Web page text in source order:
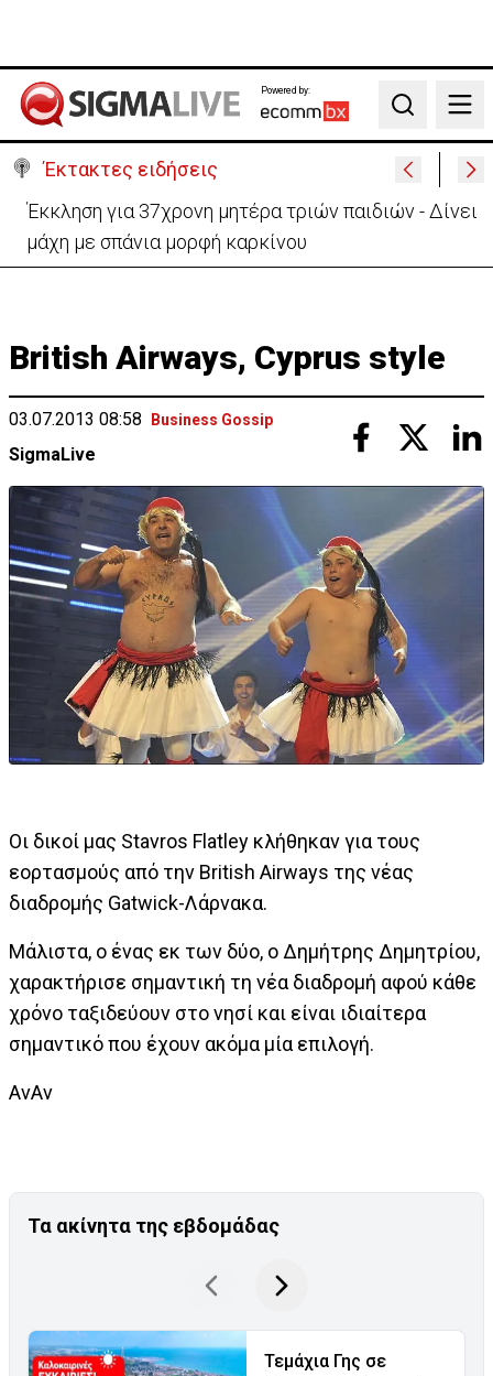
Powered by:
Search
Έκτακτες ειδήσεις
Γερμανία: Συγκρούστηκαν δύο τραμ - Τουλάχιστον
25 τραυματίες, οι 7 σοβαρά
British Airways, Cyprus style
03.07.2013 08:58 Business Gossip
SigmaLive
Οι δικοί μας Stavros Flatley κλήθηκαν για τους
εορτασμούς από την British Airways της νέας
διαδρομής Gatwick-Λάρνακα.
Μάλιστα, ο ένας εκ των δύο, ο Δημήτρης Δημητρίου,
χαρακτήρισε σημαντική τη νέα διαδρομή αφού κάθε
χρόνο ταξιδεύουν στο νησί και είναι ιδιαίτερα
σημαντικό που έχουν ακόμα μία επιλογή.
AνΑν
Τα ακίνητα της εβδομάδας
Τεμάχια Γης σε